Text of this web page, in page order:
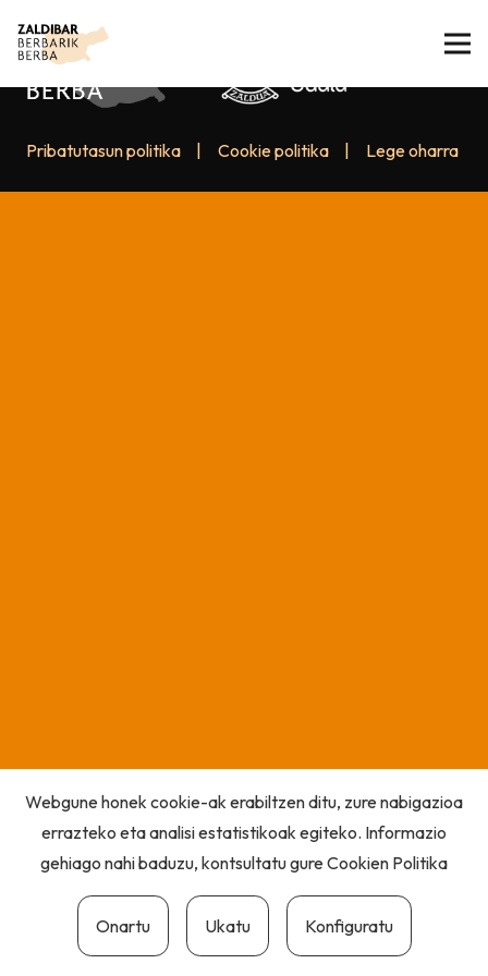
Pribatutasun politika Cookie politika Lege oharra
Webgune honek cookie-ak erabiltzen ditu, zure nabigazioa
errazteko eta analisi estatistikoak egiteko. Informazio
gehiago nahi baduzu, kontsultatu gureCookien Politika
Onartu Ukatu Konfiguratu